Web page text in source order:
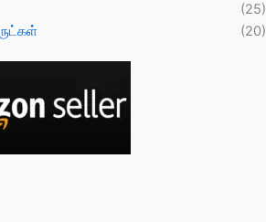
(25)
(20)